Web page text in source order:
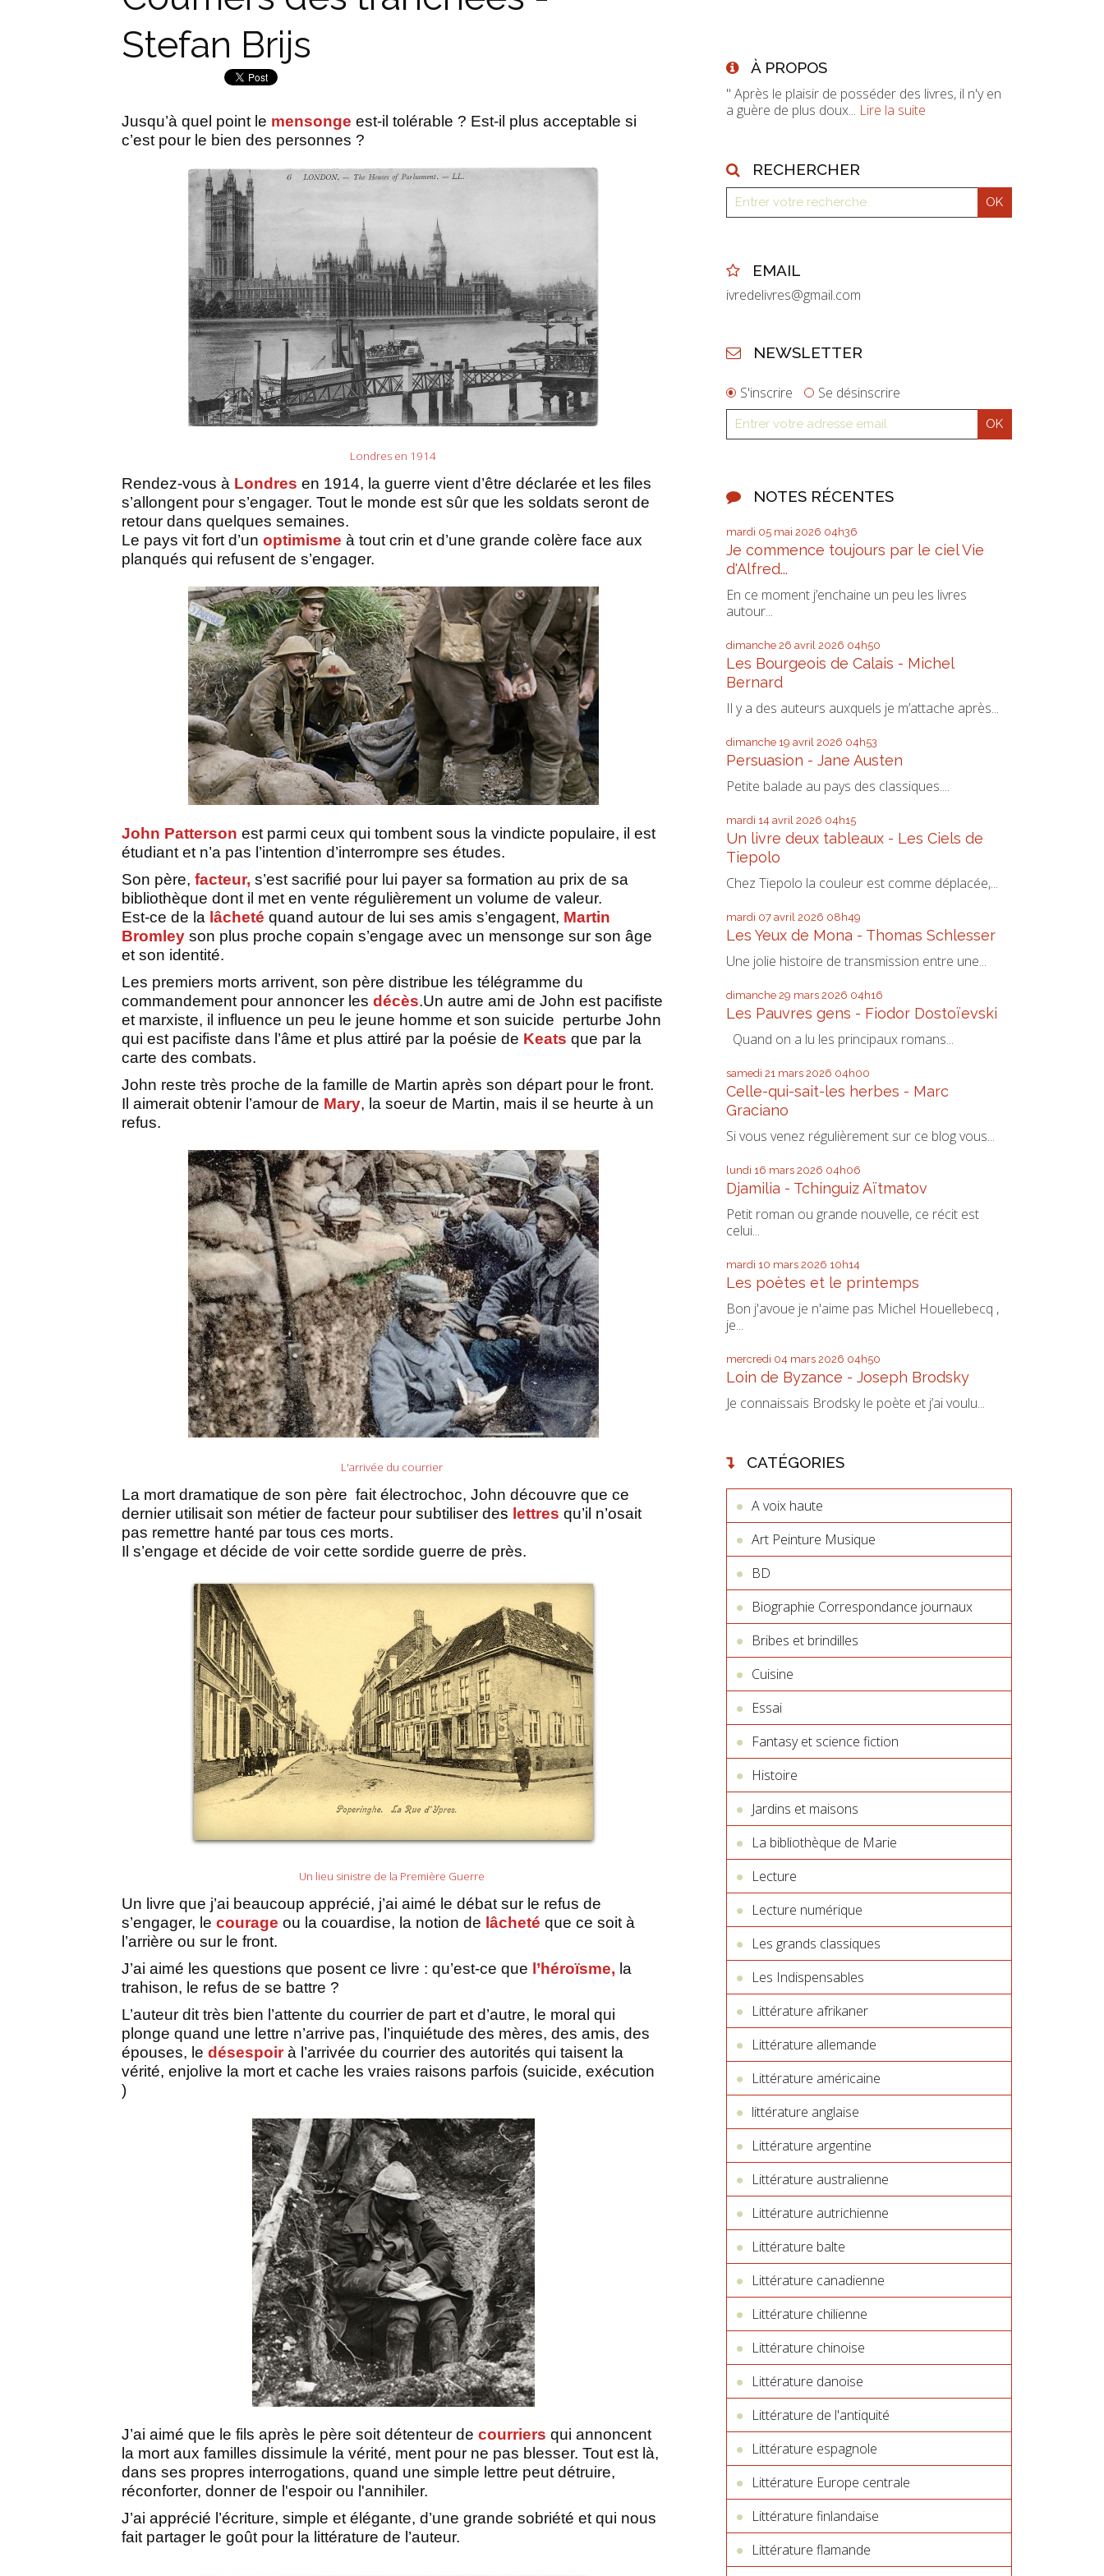
Stefan Brijs
Jusqu’à quel point le mensonge est-il tolérable ? Est-il plus acceptable si
c’est pour le bien des personnes ?
Londres en 1914
Rendez-vous à Londres en 1914, la guerre vient d’être déclarée et les files
s’allongent pour s’engager. Tout le monde est sûr que les soldats seront de
retour dans quelques semaines.
Le pays vit fort d’un optimisme à tout crin et d’une grande colère face aux
planqués qui refusent de s’engager.
John Patterson est parmi ceux qui tombent sous la vindicte populaire, il est
étudiant et n’a pas l’intention d’interrompre ses études.
Son père, facteur, s’est sacrifié pour lui payer sa formation au prix de sa
bibliothèque dont il met en vente régulièrement un volume de valeur.
Est-ce de la lâcheté quand autour de lui ses amis s’engagent, Martin
Bromley son plus proche copain s’engage avec un mensonge sur son âge
et son identité.
Les premiers morts arrivent, son père distribue les télégramme du
commandement pour annoncer les décès.Un autre ami de John est pacifiste
et marxiste, il influence un peu le jeune homme et son suicide perturbe John
qui est pacifiste dans l’âme et plus attiré par la poésie de Keats que par la
carte des combats.
John reste très proche de la famille de Martin après son départ pour le front.
Il aimerait obtenir l’amour de Mary, la soeur de Martin, mais il se heurte à un
refus.
L'arrivée du courrier
La mort dramatique de son père fait électrochoc, John découvre que ce
dernier utilisait son métier de facteur pour subtiliser des lettres qu’il n’osait
pas remettre hanté par tous ces morts.
Il s’engage et décide de voir cette sordide guerre de près.
Un lieu sinistre de la Première Guerre
Un livre que j’ai beaucoup apprécié, j’ai aimé le débat sur le refus de
s’engager, le courage ou la couardise, la notion de lâcheté que ce soit à
l’arrière ou sur le front.
J’ai aimé les questions que posent ce livre : qu’est-ce que l’héroïsme, la
trahison, le refus de se battre ?
L’auteur dit très bien l’attente du courrier de part et d’autre, le moral qui
plonge quand une lettre n’arrive pas, l’inquiétude des mères, des amis, des
épouses, le désespoirà l’arrivée du courrier des autorités qui taisent la
vérité, enjolive la mort et cache les vraies raisons parfois (suicide, exécution
)
J’ai aimé que le fils après le père soit détenteur de courriers qui annoncent
la mort aux familles dissimule la vérité, ment pour ne pas blesser. Tout est là,
dans ses propres interrogations, quand une simple lettre peut détruire,
réconforter, donner de l'espoir ou l'annihiler.
J’ai apprécié l’écriture, simple et élégante, d’une grande sobriété et qui nous
fait partager le goût pour la littérature de l’auteur.
À PROPOS
" Après le plaisir de posséder des livres, il n'y en
a guère de plus doux... Lire la suite
RECHERCHER
EMAIL
ivredelivres@gmail.com
NEWSLETTER
S'inscrire Se désinscrire
NOTES RÉCENTES
mardi 05 mai 2026 04h36
Je commence toujours par le ciel Vie
d'Alfred...
En ce moment j’enchaine un peu les livres
autour...
dimanche 26 avril 2026 04h50
Les Bourgeois de Calais - Michel
Bernard
Il y a des auteurs auxquels je m’attache après...
dimanche 19 avril 2026 04h53
Persuasion - Jane Austen
Petite balade au pays des classiques....
mardi 14 avril 2026 04h15
Un livre deux tableaux - Les Ciels de
Tiepolo
Chez Tiepolo la couleur est comme déplacée,...
mardi 07 avril 2026 08h49
Les Yeux de Mona - Thomas Schlesser
Une jolie histoire de transmission entre une...
dimanche 29 mars 2026 04h16
Les Pauvres gens - Fiodor Dostoïevski
Quand on a lu les principaux romans...
samedi 21 mars 2026 04h00
Celle-qui-sait-les herbes - Marc
Graciano
Si vous venez régulièrement sur ce blog vous...
lundi 16 mars 2026 04h06
Djamilia - Tchinguiz Aïtmatov
Petit roman ou grande nouvelle, ce récit est
celui...
mardi 10 mars 2026 10h14
Les poètes et le printemps
Bon j'avoue je n'aime pas Michel Houellebecq ,
je...
mercredi 04 mars 2026 04h50
Loin de Byzance - Joseph Brodsky
Je connaissais Brodsky le poète et j’ai voulu...
CATÉGORIES
A voix haute
Art Peinture Musique
BD
Biographie Correspondance journaux
Bribes et brindilles
Cuisine
Essai
Fantasy et science fiction
Histoire
Jardins et maisons
La bibliothèque de Marie
Lecture
Lecture numérique
Les grands classiques
Les Indispensables
Littérature afrikaner
Littérature allemande
Littérature américaine
littérature anglaise
Littérature argentine
Littérature australienne
Littérature autrichienne
Littérature balte
Littérature canadienne
Littérature chilienne
Littérature chinoise
Littérature danoise
Littérature de l'antiquité
Littérature espagnole
Littérature Europe centrale
Littérature finlandaise
Littérature flamande